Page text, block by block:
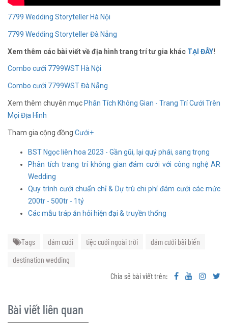
7799 Wedding Storyteller Hà Nội
7799 Wedding Storyteller Đà Nẵng
Xem thêm các bài viết về địa hình trang trí tư gia khác TẠI ĐÂY!
Combo cưới 7799WST Hà Nội
Combo cưới 7799WST Đà Nẵng
Xem thêm chuyên mục Phân Tích Không Gian - Trang Trí Cưới Trên
Mọi Địa Hình
Tham gia cộng đồng Cưới+
BST Ngọc liên hoa 2023 - Gần gũi, lại quý phái, sang trọng
Phân tích trang trí không gian đám cưới với công nghệ AR
Wedding
Quy trình cưới chuẩn chỉ & Dự trù chi phí đám cưới các mức
200tr - 500tr - 1tỷ
Các mẫu tráp ăn hỏi hiện đại & truyền thống
Tags đám cưới tiệc cưới ngoài trời
đám cưới bãi biển
destination wedding
Chia sẻ bài viết trên:
Bài viết liên quan